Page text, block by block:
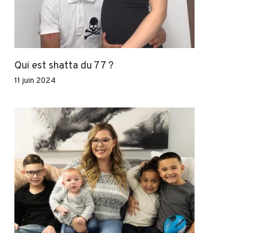
Qui est shatta du 77 ?
11 juin 2024